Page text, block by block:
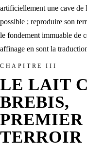
artificiellement une cave de
possible ; reproduire son
le fondement immuable de
affinage en sont la
CHAPITRE III
LE LAIT
BREBIS,
TERROIR